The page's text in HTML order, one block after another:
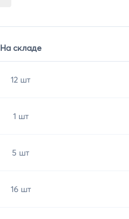
На складе
12 шт
1 шт
5 шт
16 шт